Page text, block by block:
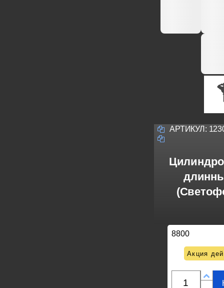
АРТИКУЛ:
8800
Акция